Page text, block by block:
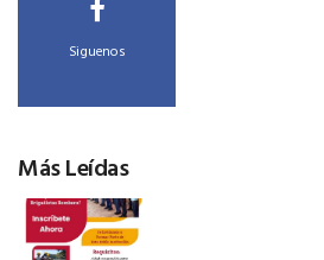
Siguenos
Más Leídas